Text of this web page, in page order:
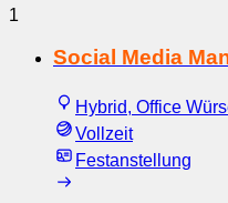
1
Social Media
Hybrid, Office
Vollzeit
Festanstellung